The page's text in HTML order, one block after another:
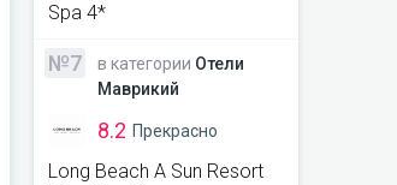
5 лет назад
Spa 4*
№7 в категории Отели
Маврикий
8.2 Прекрасно
Long Beach A Sun Resort